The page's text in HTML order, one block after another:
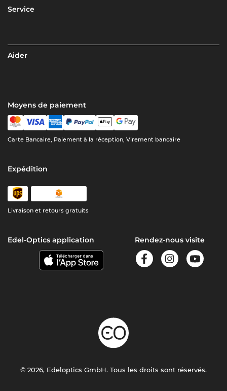
Service
Aider
Moyens de paiement
Carte Bancaire, Paiement à la réception, Virement bancaire
Expédition
Livraison et retours gratuits
Edel-Optics application Rendez-nous visite
© 2026, Edeloptics GmbH. Tous les droits sont réservés.